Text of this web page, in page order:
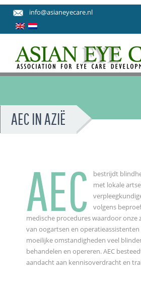
info@asianeyecare.nl
AEC IN AZIË
AEC
bestrijdt
met lokale
volgens
medische procedures waardoor onze
van oogartsen en
moeilijke omstandigheden veel
behandelen en opereren. AEC
aandacht aan kennisoverdracht en